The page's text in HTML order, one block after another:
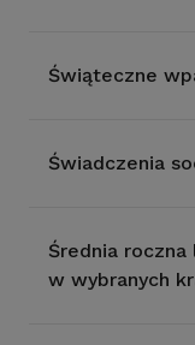
Świąteczne
Świadczenia
Średnia
w wybranych